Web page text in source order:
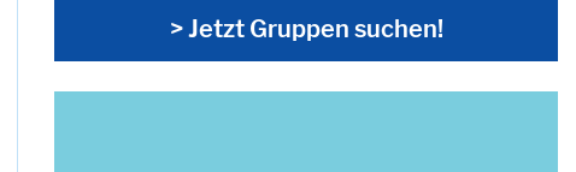
> Jetzt Gruppen suchen!